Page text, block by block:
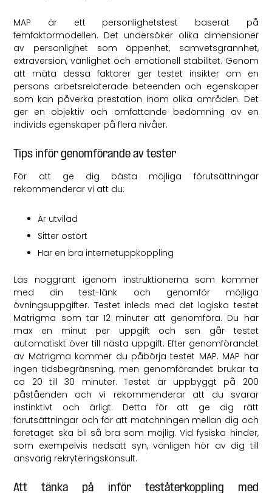
MAP är ett personlighetstest baserat på
femfaktormodellen. Det undersöker olika dimensioner
av personlighet som öppenhet, samvetsgrannhet,
extraversion, vänlighet och emotionell stabilitet. Genom
att mäta dessa faktorer ger testet insikter om en
persons arbetsrelaterade beteenden och egenskaper
som kan påverka prestation inom olika områden. Det
ger en objektiv och omfattande bedömning av en
individs egenskaper på flera nivåer.
Tips inför genomförande av tester
För att ge dig bästa möjliga förutsättningar
rekommenderar vi att du:
Är utvilad
Sitter ostört
Har en bra internetuppkoppling
Läs noggrant igenom instruktionerna som kommer
med din test-länk och genomför möjliga
övningsuppgifter. Testet inleds med det logiska testet
Matrigma som tar 12 minuter att genomföra. Du har
max en minut per uppgift och sen går testet
automatiskt över till nästa uppgift. Efter genomförandet
av Matrigma kommer du påbörja testet MAP. MAP har
ingen tidsbegränsning, men genomförandet brukar ta
ca 20 till 30 minuter. Testet är uppbyggt på 200
påståenden och vi rekommenderar att du svarar
instinktivt och ärligt. Detta för att ge dig rätt
förutsättningar och för att matchningen mellan dig och
företaget ska bli så bra som möjlig. Vid fysiska hinder,
som exempelvis nedsatt syn, vänligen hör av dig till
ansvarig rekryteringskonsult.
Att tänka på inför teståterkoppling med